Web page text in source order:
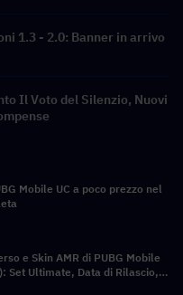
1.3 - 2.0: Banner in arrivo
Il Voto del Silenzio, Nuovi
Mobile UC a poco prezzo nel
e Skin AMR di PUBG Mobile
Set Ultimate, Data di Rilascio,